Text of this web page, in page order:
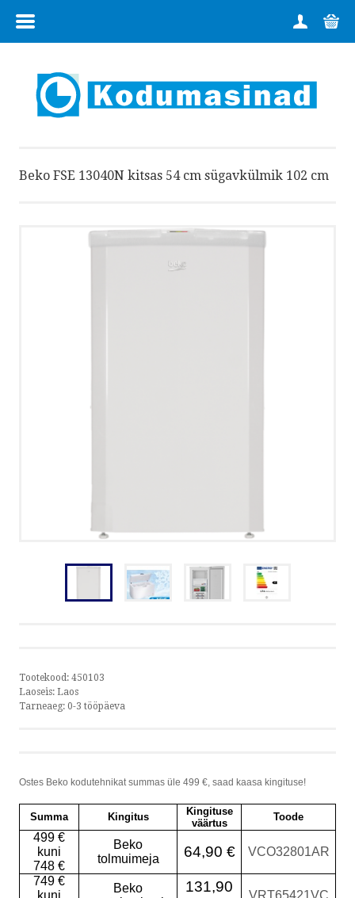
HOME
TOOTEGRUPID
Beko FSE 13040N kitsas 54 cm sügavkülmik 102 cm
Tootekood: 450103
Laoseis: Laos
Tarneaeg: 0-3 tööpäeva
Ostes Beko kodutehnikat summas üle 499 €, saad kaasa kingituse!
Summa Kingitus
Kingituse
väärtus
Toode
499 €
kuni
748 €
Beko
tolmuimeja
64,90 € VCO32801AR
749 €
kuni
Beko
131,90
VRT65421VC